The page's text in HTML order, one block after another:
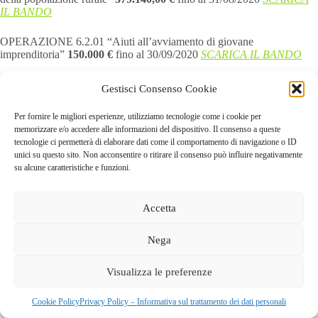
Gestisci Consenso Cookie
Per fornire le migliori esperienze, utilizziamo tecnologie come i cookie per
memorizzare e/o accedere alle informazioni del dispositivo. Il consenso a queste
tecnologie ci permetterà di elaborare dati come il comportamento di navigazione o ID
unici su questo sito. Non acconsentire o ritirare il consenso può influire negativamente
su alcune caratteristiche e funzioni.
Accetta
Nega
Visualizza le preferenze
Cookie PolicyPrivacy Policy – Informativa sul trattamento dei dati personali
IL BANDO
OPERAZIONE 6.2.01 “Aiuti all’avviamento di giovane
imprenditoria” 150.000 € fino al 30/09/2020 SCARICA IL BANDO
SI RICORDA CHE PER PRESENTARE LE DOMANDE DI
FINANZIAMENTO E’ NECESSARIO DELEGARE IL GAL
SUL PORTALE SIS.CO
Via Valmarina, 25 – 24123Bergamo| C.F. 04240740169 –
Copyright © 2026 - Tema WordPress sviluppato daCreative
Themes